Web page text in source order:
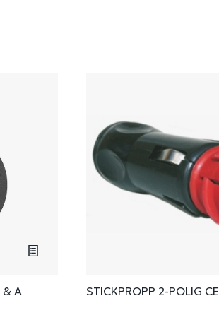
& A STICKPROPP 2-POLIG CE